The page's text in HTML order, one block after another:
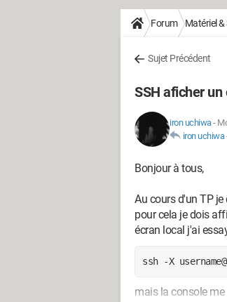
Forum Matériel &
Sujet Précédent
SSH aficher
iron uchiwa-
iron uchiwa
Bonjour à tous,
Au cours d'un TP
pour cela je dois
écran local j'ai
ssh -X
mais la console me